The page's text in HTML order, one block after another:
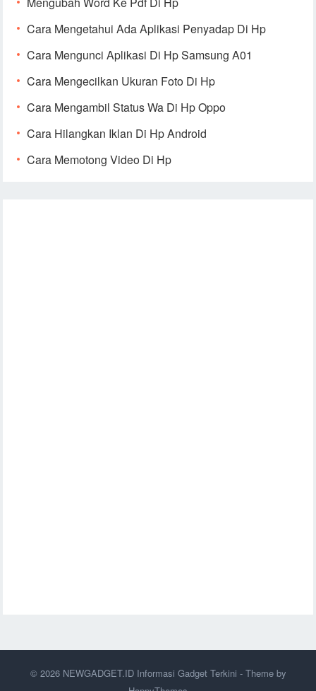
Cara Mengetahui Ada Aplikasi Penyadap Di Hp
Cara Mengunci Aplikasi Di Hp Samsung A01
Cara Mengecilkan Ukuran Foto Di Hp
Cara Mengambil Status Wa Di Hp Oppo
Cara Hilangkan Iklan Di Hp Android
Cara Memotong Video Di Hp
© 2026 NEWGADGET.ID Informasi Gadget Terkini - Theme by